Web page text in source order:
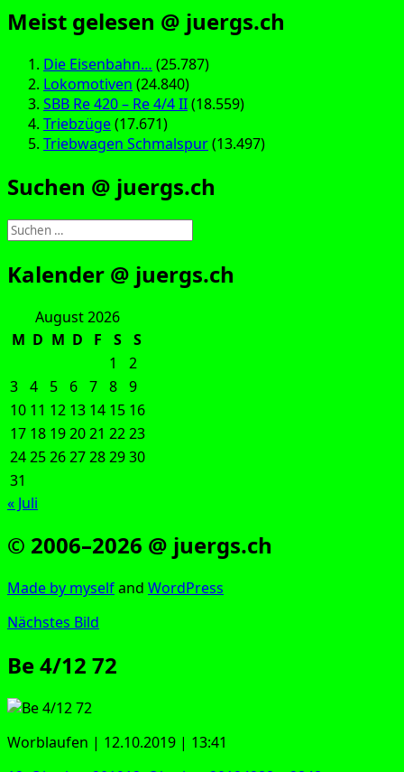
Meist gelesen @ juergs.ch
Die Eisenbahn… (25.787)
Lokomotiven (24.840)
SBB Re 420 – Re 4/4 II(18.559)
Triebzüge(17.671)
Triebwagen Schmalspur(13.497)
Suchen @ juergs.ch
Suchen
nach:
Kalender @ juergs.ch
August 2026
M D M D F S
S
1
2
3 4 5 6 7 8 9
10 11 12 13 14 15 16
17 18 192021 2223
24252627282930
31
« Juli
© 2006–2026 @ juergs.ch
Made by mys­elfand Word­Press
Nächstes Bild
Be 4/12 72
Worblau­fen | 12.10.2019 | 13:41